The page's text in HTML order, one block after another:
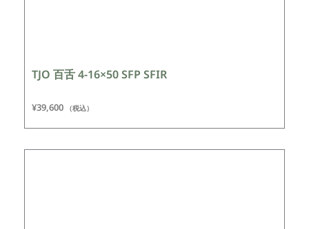
TJO 百舌 4-16×50 SFP SFIR
¥39,600 （税込）